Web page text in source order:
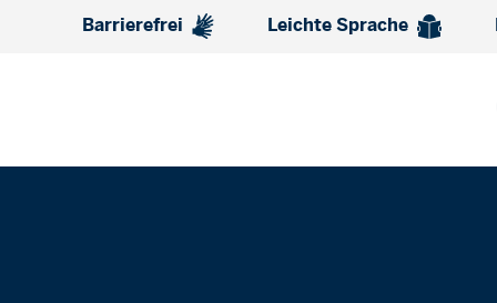
Barrierefrei Leichte Sprache